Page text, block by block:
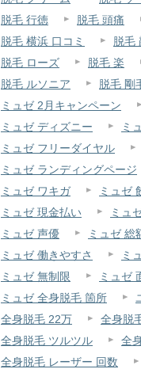
脱毛 行徳
脱毛 頭痛
脱毛 横浜 口コミ
脱毛
脱毛 ローズ
脱毛 楽
脱毛 ルソニア
脱毛 剛
ミュゼ 2月キャンペーン
ミュゼ ディズニー
ミ
ミュゼ フリーダイヤル
ミュゼ ランディングページ
ミュゼ ワキガ
ミュゼ
ミュゼ 現金払い
ミュ
ミュゼ 声優
ミュゼ 総
ミュゼ 働きやすさ
ミ
ミュゼ 無制限
ミュゼ
ミュゼ 全身脱毛 箇所
全身脱毛 22万
全身脱
全身脱毛 ツルツル
全
全身脱毛 レーザー 回数